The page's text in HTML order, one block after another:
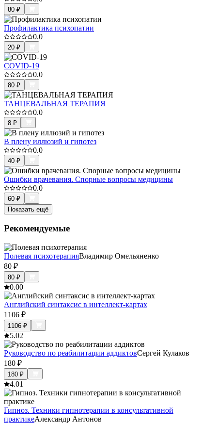
80 ₽
Профилактика психопатии
0.0
20 ₽
COVID-19
0.0
80 ₽
ТАНЦЕВАЛЬНАЯ ТЕРАПИЯ
0.0
8 ₽
В плену иллюзий и гипотез
0.0
40 ₽
Ошибки врачевания. Спорные вопросы медицины
0.0
60 ₽
Показать ещё
Рекомендуемые
Полевая психотерапияВладимир Омельяненко
80 ₽
80 ₽
0.00
Английский синтаксис в интеллект-картах
1106 ₽
1106 ₽
5.02
Руководство по реабилитации аддиктовСергей Кулаков
180 ₽
180 ₽
4.01
Гипноз. Техники гипнотерапии в консультативной
практикеАлександр Антонов